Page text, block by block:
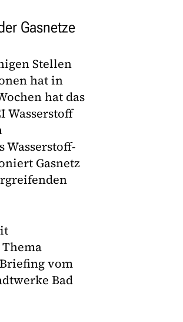
Gasnetze
Stellen
hat in
hat das
Wasserstoff
Wasserstoff-
Gasnetz
vom
Bad